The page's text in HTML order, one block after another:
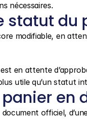
nécessaires.
statut du
modifiable, en
en attente
utile qu’un statut
en
officiel,